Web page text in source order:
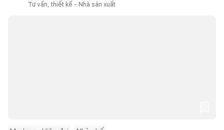
Tư vấn, thiết kế - Nhà sản xuất